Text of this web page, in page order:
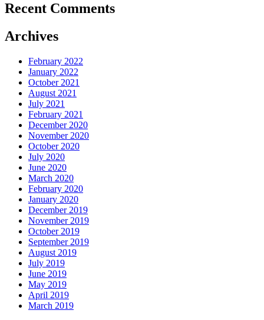
Recent Comments
Archives
February 2022
January 2022
October 2021
August 2021
July 2021
February 2021
December 2020
November 2020
October 2020
July 2020
June 2020
March 2020
February 2020
January 2020
December 2019
November 2019
October 2019
September 2019
August 2019
July 2019
June 2019
May 2019
April 2019
March 2019